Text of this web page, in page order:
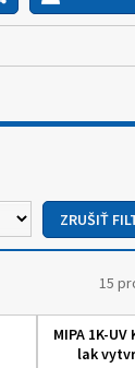
15
MIPA 1K-
lak